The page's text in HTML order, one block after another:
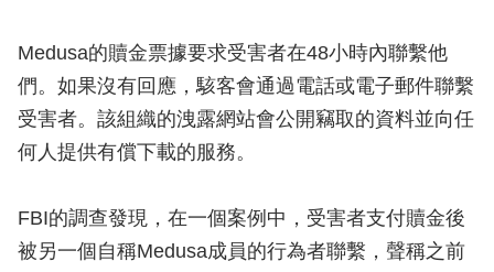
Medusa的贖金票據要求受害者在48小時內聯繫他
們。如果沒有回應，駭客會通過電話或電子郵件聯繫
受害者。該組織的洩露網站會公開竊取的資料並向任
何人提供有償下載的服務。
FBI的調查發現，在一個案例中，受害者支付贖金後
被另一個自稱Medusa成員的行為者聯繫，聲稱之前